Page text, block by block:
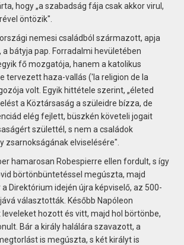
hogy „a szabadság fája csak akkor virul,
öntözik".
nemesi családból származott, apja
a bátyja pap. Forradalmi hevületében
fő mozgatója, hanem a katolikus
tervezett haza-vallás ('la religion de la
volt. Egyik hittétele szerint, „életed
a Köztársaság a szüleidre bízza, de
elég fejlett, büszkén követeli jogait
születtél, s nem a családok
zsarnokságának elviselésére".
hamarosan Robespierre ellen fordult, s így
börtönbüntetéssel megúszta, majd
Direktórium idején újra képviselő, az 500-
választották. Később Napóleon
hozott és vitt, majd hol börtönbe,
Bár a király halálára szavazott, a
is megúszta, s két királyt is